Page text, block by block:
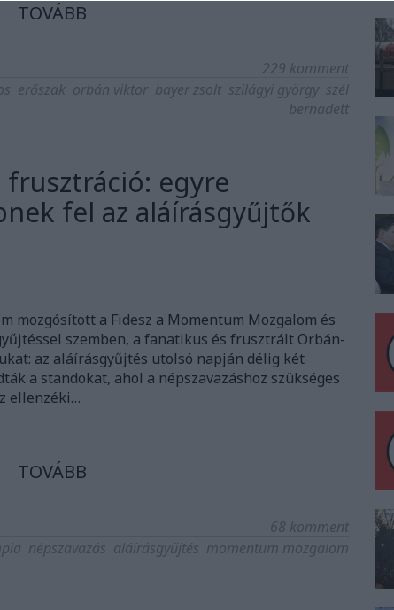
TOVÁBB
229 komment
erőszak orbán viktor bayer zsolt szilágyi györgy szél
bernadett
egyre
fel az aláírásgyűjtők
mozgósított a Fidesz a Momentum Mozgalom és
szemben, a fanatikus és frusztrált Orbán-
az aláírásgyűjtés utolsó napján délig két
a standokat, ahol a népszavazáshoz szükséges
ellenzéki…
TOVÁBB
68 komment
népszavazás aláírásgyűjtés momentum mozgalom